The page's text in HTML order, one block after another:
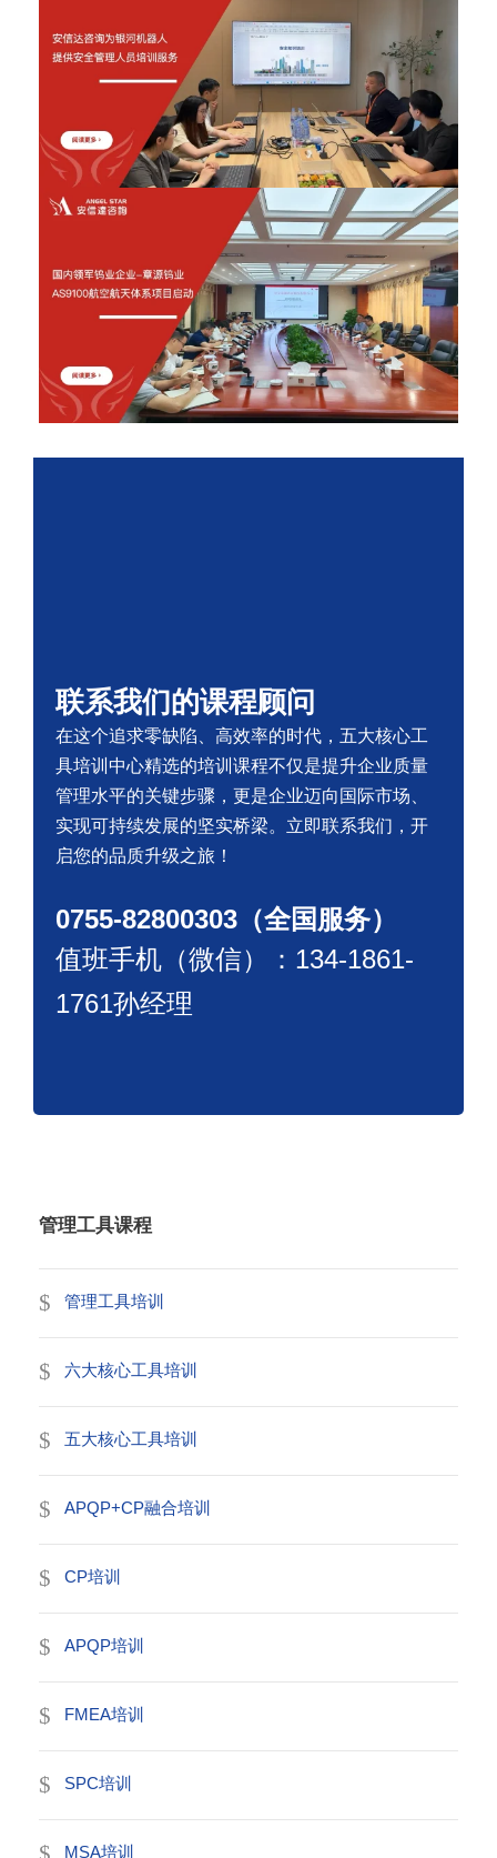
2026年6月12日
2026年6月12日
联系我们的课程顾问
在这个追求零缺陷、高效率的时代，五大核心工
具培训中心精选的培训课程不仅是提升企业质量
管理水平的关键步骤，更是企业迈向国际市场、
实现可持续发展的坚实桥梁。立即联系我们，开
启您的品质升级之旅！
0755-82800303（全国服务）
值班手机（微信）：134-1861-
1761孙经理
管理工具课程
管理工具培训
六大核心工具培训
五大核心工具培训
APQP+CP融合培训
CP培训
APQP培训
FMEA培训
SPC培训
MSA培训